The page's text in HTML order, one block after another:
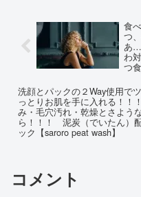
食
つ
あ
わ
つ
洗顔とパックの２Way使用で
っとりお肌を手に入れる！
み・毛穴汚れ・乾燥とさよう
ら！！！ 泥炭（でいたん）
ック【saroro peat wash】
コメント